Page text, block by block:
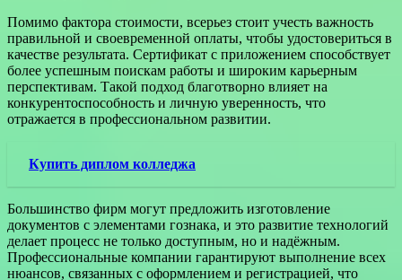
Помимо фактора стоимости, всерьез стоит учесть важность
правильной и своевременной оплаты, чтобы удостовериться в
качестве результата. Сертификат с приложением способствует
более успешным поискам работы и широким карьерным
перспективам. Такой подход благотворно влияет на
конкурентоспособность и личную уверенность, что
отражается в профессиональном развитии.
Купить диплом колледжа
Большинство фирм могут предложить изготовление
документов с элементами гознака, и это развитие технологий
делает процесс не только доступным, но и надёжным.
Профессиональные компании гарантируют выполнение всех
нюансов, связанных с оформлением и регистрацией, что